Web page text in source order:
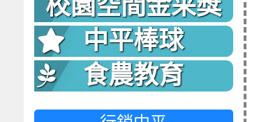
校園空間金采獎
中平棒球
食農教育